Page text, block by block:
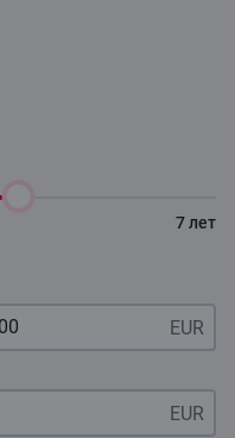
7 лет